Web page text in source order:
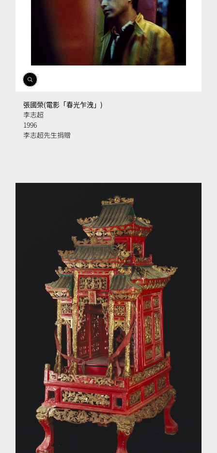
開
啟
相
簿
張國榮(電影「春光乍洩」)
李志超
1996
李志超先生捐贈